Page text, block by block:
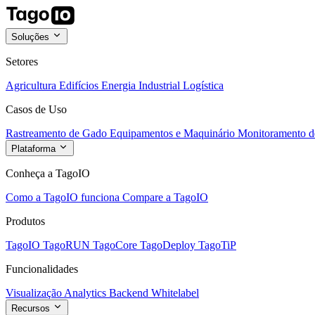
Soluções
Setores
Agricultura Edifícios Energia Industrial Logística
Casos de Uso
Rastreamento de Gado Equipamentos e Maquinário Monitoramento
Plataforma
Conheça a TagoIO
Como a TagoIO funciona Compare a TagoIO
Produtos
TagoIO TagoRUN TagoCore TagoDeploy TagoTiP
Funcionalidades
Visualização Analytics Backend Whitelabel
Recursos